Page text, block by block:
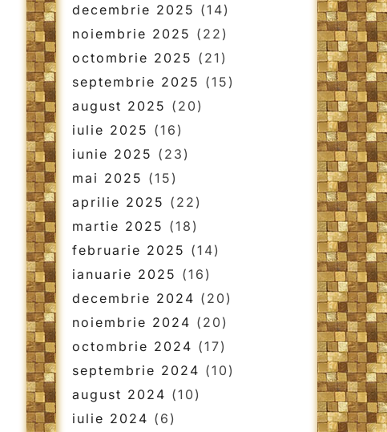
decembrie 2025 (14)
noiembrie 2025 (22)
octombrie 2025 (21)
septembrie 2025 (15)
august 2025 (20)
iulie 2025 (16)
iunie 2025 (23)
mai 2025 (15)
aprilie 2025 (22)
martie 2025 (18)
februarie 2025 (14)
ianuarie 2025 (16)
decembrie 2024 (20)
noiembrie 2024 (20)
octombrie 2024 (17)
septembrie 2024 (10)
august 2024 (10)
iulie 2024 (6)